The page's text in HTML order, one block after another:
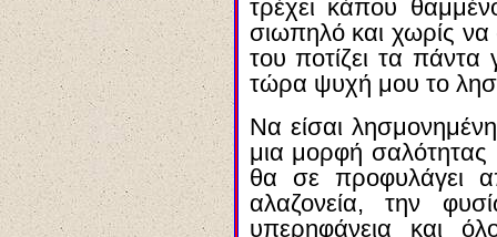
τρέχει κάπου
σιωπηλό και χωρίς
του ποτίζει τα πάντα
τώρα ψυχή μου το
Να είσαι
μια μορφή σαλότητας
θα σε προφυλάγει
αλαζονεία, την
υπερηφάνεια και